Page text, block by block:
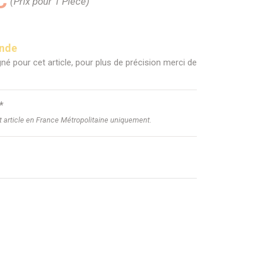
pour cet article, pour plus de précision merci de
article en France Métropolitaine uniquement.